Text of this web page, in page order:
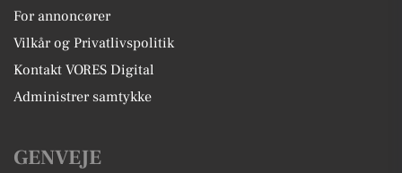
For annoncører
Vilkår og Privatlivspolitik
Kontakt VORES Digital
Administrer samtykke
GENVEJE